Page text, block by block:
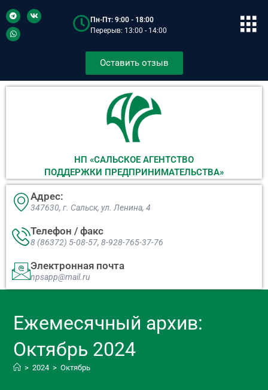
Пн-Пт: 9:00 - 18:00
Перерыв: 13:00 - 14:00
Оставить отзыв
НП «САЛЬСКОЕ АГЕНТСТВО
ПОДДЕРЖКИ ПРЕДПРИНИМАТЕЛЬСТВА»
Адрес:
347630, г. Сальск, ул. Ленина, 4​
Телефон / факс
8 (86372) 5-08-57, 8-928-765-37-76
Электронная почта
npsapp@mail.ru
Ежемесячный архив:
Октябрь 2024
> 2024 > Октябрь